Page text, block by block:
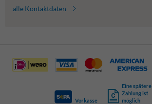
alle Kontaktdaten
Vorkasse
Eine spätere
Zahlung ist
möglich